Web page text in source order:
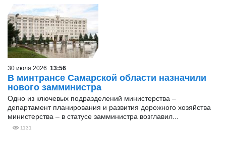
30 июля 2026 13:56
В минтрансе Самарской области назначили
нового замминистра
Одно из ключевых подразделений министерства –
департамент планирования и развития дорожного хозяйства
министерства – в статусе замминистра возглавил...
1131